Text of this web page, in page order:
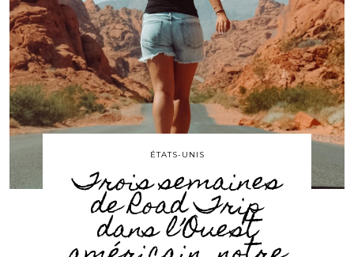
ÉTATS-UNIS
Trois semaines
de Road Trip
dans l’Ouest